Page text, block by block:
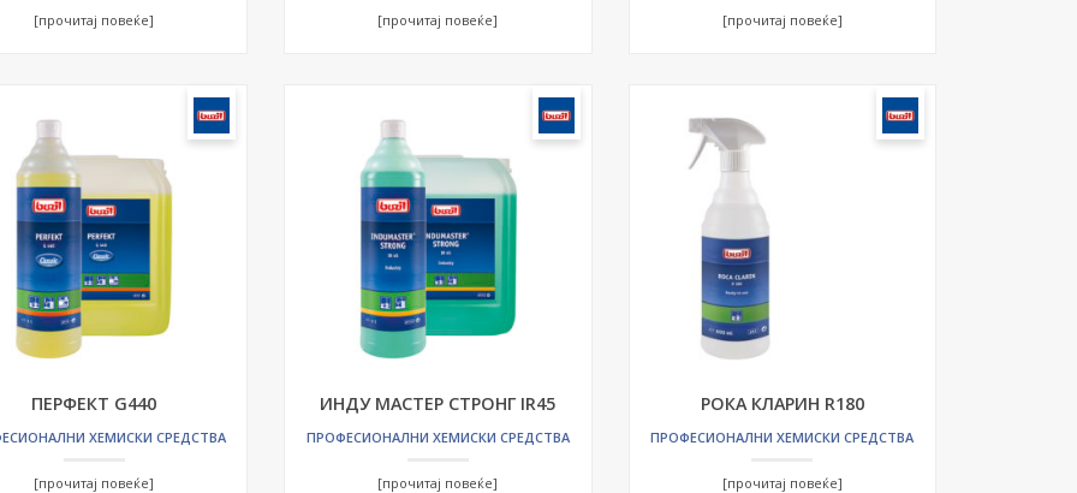
[прочитај повеќе] [прочитај повеќе] [прочитај повеќе]
ПЕРФЕКТ G440
ХЕМИСКИ СРЕДСТВА
[прочитај повеќе]
ИНДУ МАСТЕР СТРОНГ IR45
ПРОФЕСИОНАЛНИ ХЕМИСКИ СРЕДСТВА
[прочитај повеќе]
РОКА КЛАРИН R180
ПРОФЕСИОНАЛНИ ХЕМИСКИ СРЕДСТВА
[прочитај повеќе]